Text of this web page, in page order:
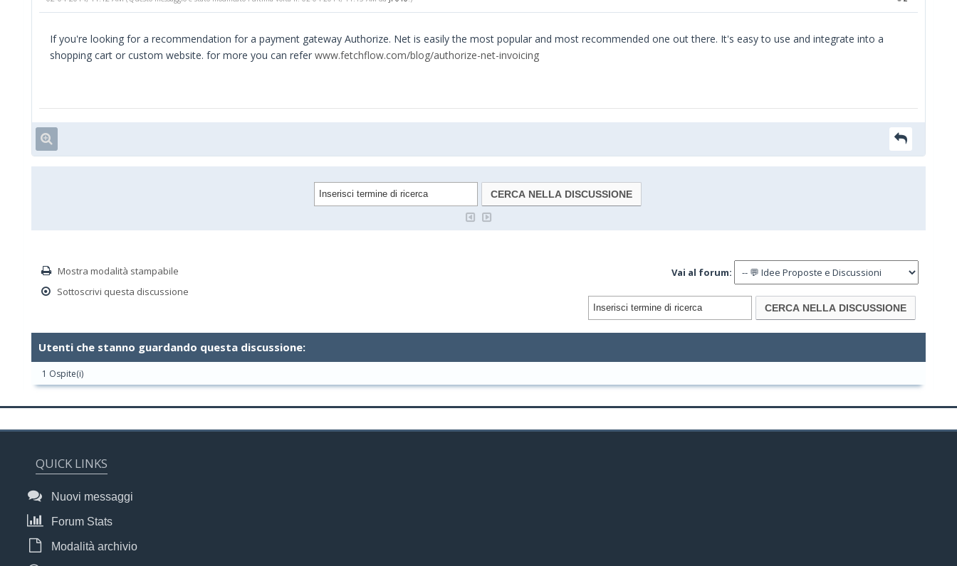
If you're looking for a recommendation for a payment gateway Authorize. Net is easily the most popular and most recommended one out there. It's easy to use and integrate into a
shopping cart or custom website. for more you can refer www.fetchflow.com/blog/authorize-net-invoicing
Mostra modalità stampabile
Sottoscrivi questa discussione
Vai al forum:
Utenti che stanno guardando questa discussione:
1 Ospite(i)
QUICK LINKS
Nuovi messaggi
Forum Stats
Modalità archivio